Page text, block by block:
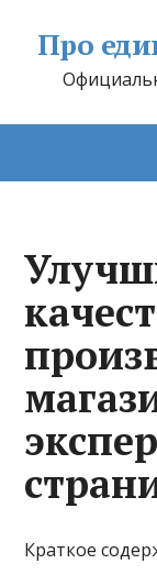
Про
Краткое